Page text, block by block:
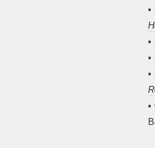
•
•
•
•
•